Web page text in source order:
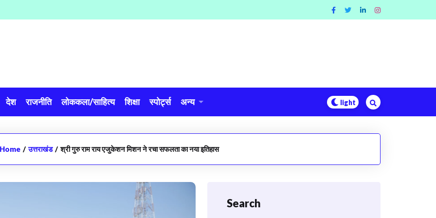
देश राजनीति लोककला/साहित्य शिक्षा स्पोर्ट्स अन्य
Home / उत्तराखंड / श्री गुरु राम राय एजुकेशन मिशन ने रचा सफलता का नया इतिहास
Search